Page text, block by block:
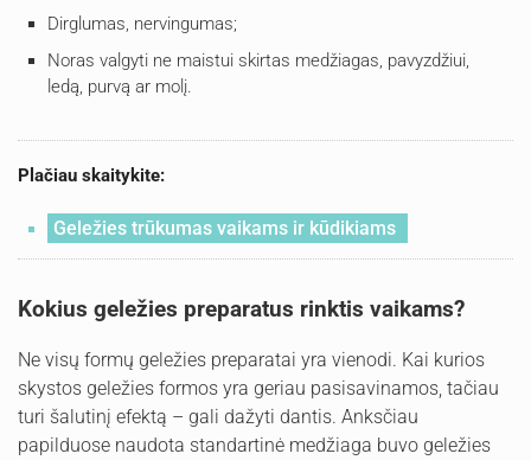
Dirglumas, nervingumas;
Noras valgyti ne maistui skirtas medžiagas, pavyzdžiui,
ledą, purvą ar molį.
Plačiau skaitykite:
Geležies trūkumas vaikams ir kūdikiams
Kokius geležies preparatus rinktis vaikams?
Ne visų formų geležies preparatai yra vienodi. Kai kurios
skystos geležies formos yra geriau pasisavinamos, tačiau
turi šalutinį efektą – gali dažyti dantis. Anksčiau
papilduose naudota standartinė medžiaga buvo geležies